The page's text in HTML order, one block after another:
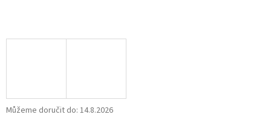
Můžeme doručit do: 14.8.2026